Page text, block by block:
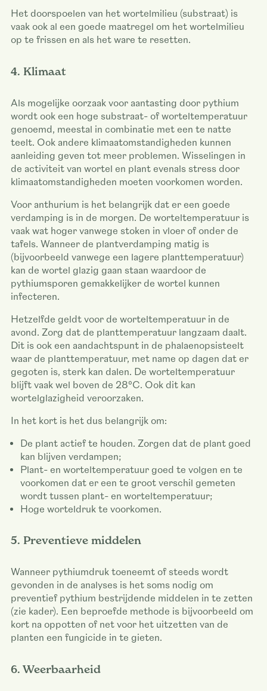
Het doorspoelen van het wortelmilieu (substraat) is
vaak ook al een goede maatregel om het wortelmilieu
op te frissen en als het ware te resetten.
4. Klimaat
Als mogelijke oorzaak voor aantasting door pythium
wordt ook een hoge substraat- of worteltemperatuur
genoemd, meestal in combinatie met een te natte
teelt. Ook andere klimaatomstandigheden kunnen
aanleiding geven tot meer problemen. Wisselingen in
de activiteit van wortel en plant evenals stress door
klimaatomstandigheden moeten voorkomen worden.
Voor anthurium is het belangrijk dat er een goede
verdamping is in de morgen. De worteltemperatuur is
vaak wat hoger vanwege stoken in vloer of onder de
tafels. Wanneer de plantverdamping matig is
(bijvoorbeeld vanwege een lagere planttemperatuur)
kan de wortel glazig gaan staan waardoor de
pythiumsporen gemakkelijker de wortel kunnen
infecteren.
Hetzelfde geldt voor de worteltemperatuur in de
avond. Zorg dat de planttemperatuur langzaam daalt.
Dit is ook een aandachtspunt in de phalaenopsisteelt
waar de planttemperatuur, met name op dagen dat er
gegoten is, sterk kan dalen. De worteltemperatuur
blijft vaak wel boven de 28°C. Ook dit kan
wortelglazigheid veroorzaken.
In het kort is het dus belangrijk om:
De plant actief te houden. Zorgen dat de plant goed
kan blijven verdampen;
Plant- en worteltemperatuur goed te volgen en te
voorkomen dat er een te groot verschil gemeten
wordt tussen plant- en worteltemperatuur;
Hoge worteldruk te voorkomen.
5. Preventieve middelen
Wanneer pythiumdruk toeneemt of steeds wordt
gevonden in de analyses is het soms nodig om
preventief pythium bestrijdende middelen in te zetten
(zie kader). Een beproefde methode is bijvoorbeeld om
kort na oppotten of net voor het uitzetten van de
planten een fungicide in te gieten.
6. Weerbaarheid